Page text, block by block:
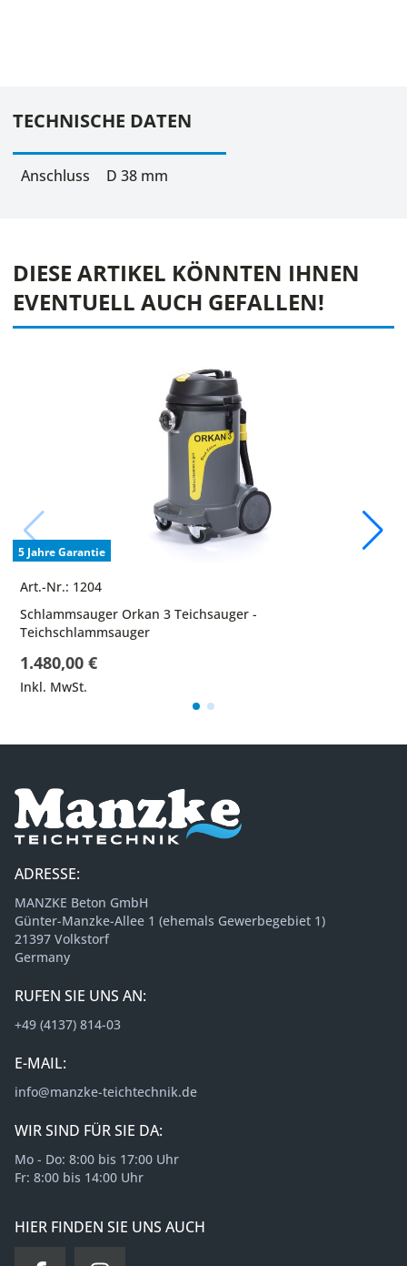
TECHNISCHE DATEN
Anschluss D 38 mm
DIESE ARTIKEL KÖNNTEN IHNEN
EVENTUELL AUCH GEFALLEN!
5 Jahre Garantie
Art.-Nr.: 1204
Schlammsauger Orkan 3 Teichsauger -
Teichschlammsauger
1.480,00 €
Inkl. MwSt.
ADRESSE:
MANZKE Beton GmbH
Günter-Manzke-Allee 1 (ehemals Gewerbegebiet 1)
21397 Volkstorf
Germany
RUFEN SIE UNS AN:
+49 (4137) 814-03
E-MAIL:
info@manzke-teichtechnik.de
WIR SIND FÜR SIE DA:
Mo - Do: 8:00 bis 17:00 Uhr
Fr: 8:00 bis 14:00 Uhr
HIER FINDEN SIE UNS AUCH